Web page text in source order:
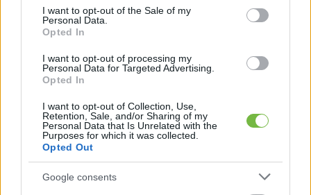
consent section.
I want to opt-out of the Sale of my
Personal Data.
Opted In
I want to opt-out of processing my
Personal Data for Targeted Advertising.
Opted In
I want to opt-out of Collection, Use,
Retention, Sale, and/or Sharing of my
Personal Data that Is Unrelated with the
Purposes for which it was collected.
Opted Out
Google consents
Egészséges Ebéd
Hogyan Fogyjak Le
Recept Vacsora
PREVIOUS
Ezekben a gyümölcsökben van a legtöbb
cukor!